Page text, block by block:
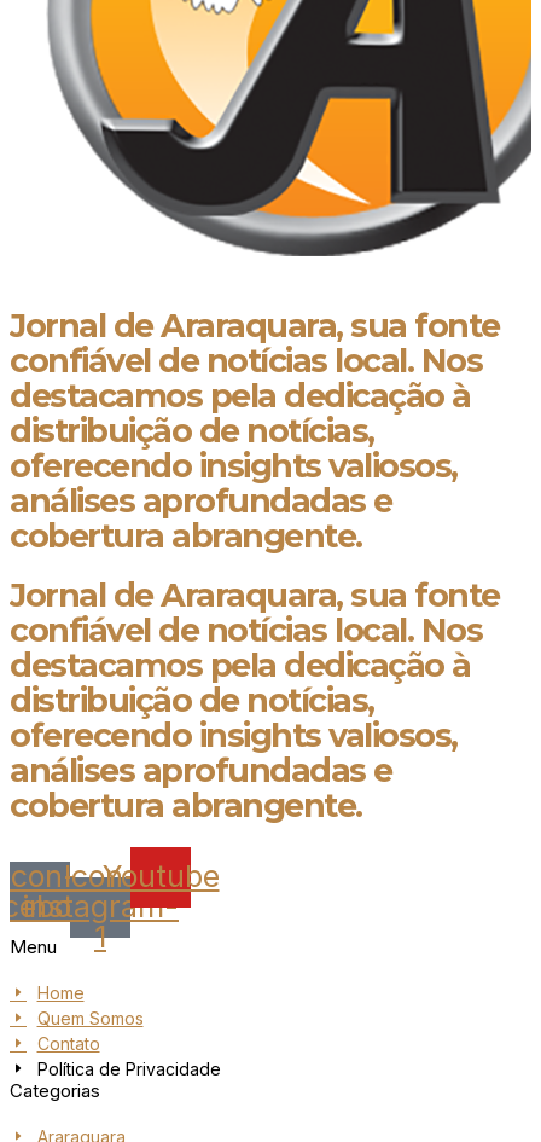
Jornal de Araraquara, sua fonte
confiável de notícias local. Nos
destacamos pela dedicação à
distribuição de notícias,
oferecendo insights valiosos,
análises aprofundadas e
cobertura abrangente.
Jornal de Araraquara, sua fonte
confiável de notícias local. Nos
destacamos pela dedicação à
distribuição de notícias,
oferecendo insights valiosos,
análises aprofundadas e
cobertura abrangente.
Icon-Icon-
instagram-
1
Youtube
Menu
Home
Quem Somos
Contato
Política de Privacidade
Categorias
Araraquara